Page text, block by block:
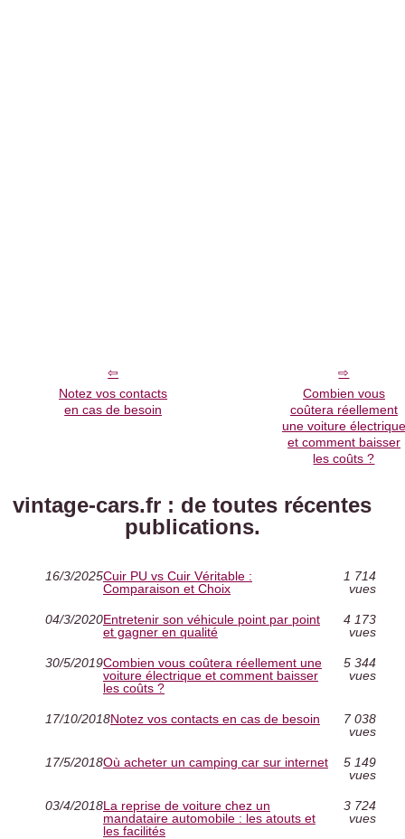
Notez vos contacts
en cas de besoin
Combien vous
coûtera réellement
une voiture électrique
et comment baisser
les coûts ?
vintage-cars.fr : de toutes récentes
publications.
16/3/2025Cuir PU vs Cuir Véritable :
Comparaison et Choix
1 714
vues
04/3/2020Entretenir son véhicule point par point
et gagner en qualité
4 173
vues
30/5/2019Combien vous coûtera réellement une
voiture électrique et comment baisser
les coûts ?
5 344
vues
17/10/2018Notez vos contacts en cas de besoin
7 038
vues
17/5/2018Où acheter un camping car sur internet
5 149
vues
03/4/2018La reprise de voiture chez un
mandataire automobile : les atouts et
les facilités
3 724
vues